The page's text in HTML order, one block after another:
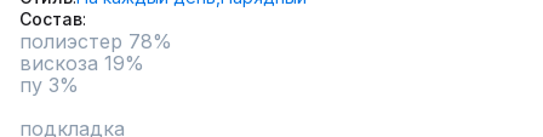
Состав
полиэстер 78%
вискоза 19%
пу 3%
подкладка